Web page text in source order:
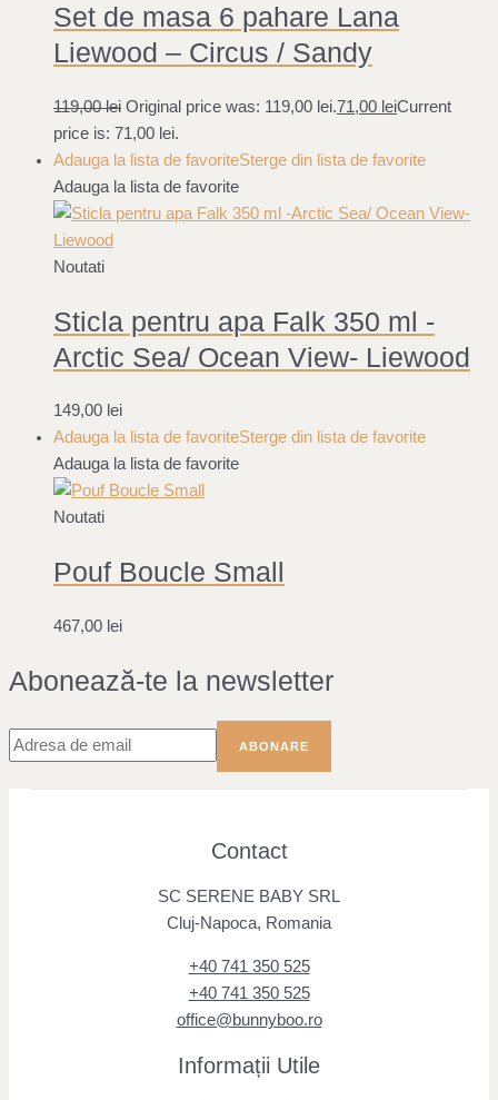
Set de masa 6 pahare Lana
Liewood – Circus / Sandy
119,00lei Original price was: 119,00 lei.71,00 leiCurrent
price is: 71,00 lei.
Adauga la lista de favoriteSterge din lista de favorite
Adauga la lista de favorite
Noutati
Sticla pentru apa Falk 350 ml -
Arctic Sea/ Ocean View- Liewood
149,00 lei
Adauga la lista de favoriteSterge din lista de favorite
Adauga la lista de favorite
Noutati
Pouf Boucle Small
467,00 lei
Abonează-te la newsletter
Contact
SC SERENE BABY SRL
Cluj-Napoca, Romania
+40 741 350 525
+40 741 350 525
office@bunnyboo.ro
Informații Utile